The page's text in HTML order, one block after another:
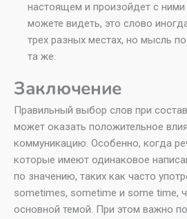
настоящем и произойдет с
можете видеть, это слово
трех разных местах, но мысль
та же.
Заключение
Правильный выбор слов при
может оказать положительное
коммуникацию. Особенно, когда
которые имеют одинаковое
по значению, таких как часто
sometimes, sometime и some time,
основной темой. При этом важно